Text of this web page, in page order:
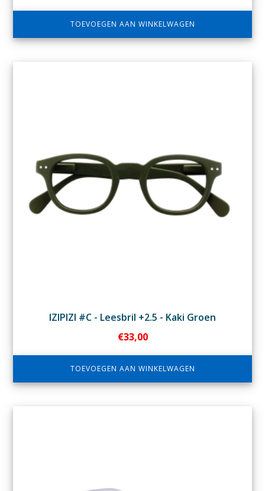
TOEVOEGEN AAN WINKELWAGEN
IZIPIZI #C - Leesbril +2.5 - Kaki Groen
€33,00
TOEVOEGEN AAN WINKELWAGEN